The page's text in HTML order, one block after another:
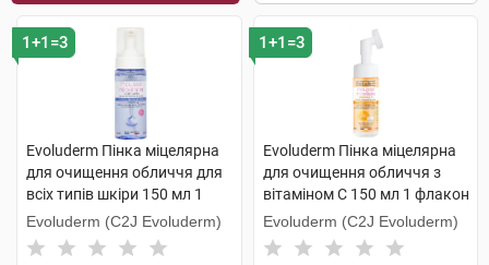
1+1=3
Evoluderm Пінка міцелярна
для очищення обличчя для
всіх типів шкіри 150 мл 1
флакон
Evoluderm (C2J Evoluderm)
1+1=3
Evoluderm Пінка міцелярна
для очищення обличчя з
вітаміном C 150 мл 1 флакон
Evoluderm (C2J Evoluderm)